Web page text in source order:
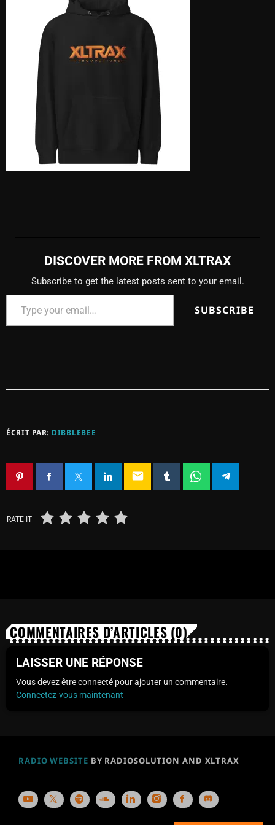
DISCOVER MORE FROM XLTRAX
Subscribe to get the latest posts sent to your email.
SUBSCRIBE
ÉCRIT PAR: DIBBLEBEE
email
RATE IT
COMMENTAIRES D’ARTICLES (0)
LAISSER UNE RÉPONSE
Vous devez être connecté pour ajouter un commentaire.
Connectez-vous maintenant
RADIO WEBSITE BY RADIOSOLUTION AND XLTRAX